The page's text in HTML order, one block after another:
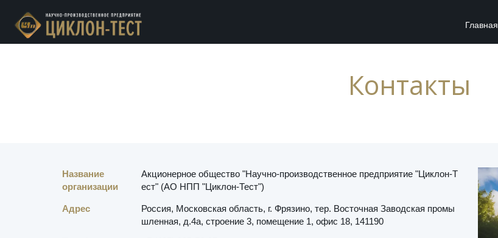
Главная
Контакты
Название
организации
Акционерное общество "Научно-производственное предприятие "Циклон-Т
ест" (АО НПП "Циклон-Тест")
Адрес Россия, Московская область, г. Фрязино, тер. Восточная Заводская промы
шленная, д.4а, строение 3, помещение 1, офис 18, 141190